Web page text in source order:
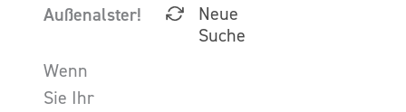
Außenalster!
Wenn
Sie Ihr
Neue
Suche